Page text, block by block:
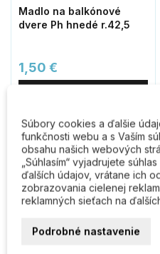
Madlo na balkónové
dvere Ph hnedé r.42,5
1,50 €
Komentáre (0)
Buďte prvý
Súbory cookies a ďalšie
funkčnosti webu a s Vaším
obsahu našich webových
„Súhlasím“ vyjadrujete
ďalších údajov, vrátane ich
zobrazovania cielenej
reklamných sieťach na
Podrobné nastavenie